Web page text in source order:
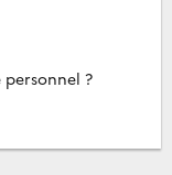
personnel ?